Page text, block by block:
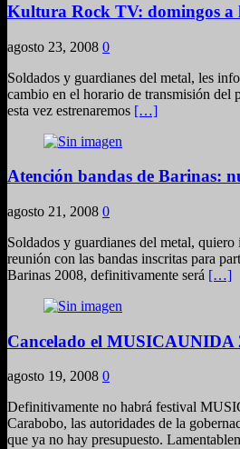
Kultura Rock TV: domingos a
agosto 23, 2008 0
Soldados y guardianes del metal, les
cambio en el horario de transmisión
esta vez estrenaremos […]
Atención bandas de Barinas:
agosto 21, 2008 0
Soldados y guardianes del metal,
reunión con las bandas inscritas para
Barinas 2008, definitivamente será […]
Cancelado el MUSICAUNIDA
agosto 19, 2008 0
Definitivamente no habrá festival
Carabobo, las autoridades de la
que ya no hay presupuesto.